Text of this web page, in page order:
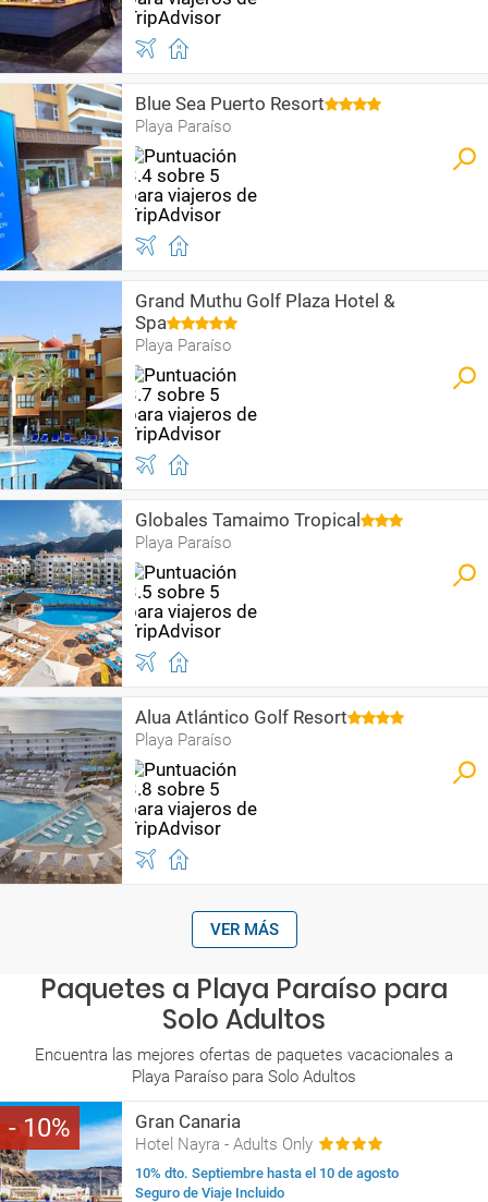
Blue Sea Puerto Resort
Playa Paraíso
Grand Muthu Golf Plaza Hotel &
Spa
Playa Paraíso
Globales Tamaimo Tropical
Playa Paraíso
Alua Atlántico Golf Resort
Playa Paraíso
VER MÁS
Paquetes a Playa Paraíso para
Solo Adultos
Encuentra las mejores ofertas de paquetes vacacionales a
Playa Paraíso para Solo Adultos
10 Gran Canaria
Hotel Nayra - Adults Only
10% dto. Septiembre hasta el 10 de agosto
Seguro de Viaje Incluido